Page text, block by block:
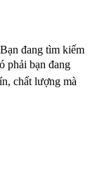
đang tìm kiếm
phải bạn đang
chất lượng mà